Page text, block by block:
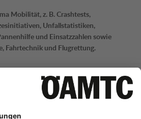
Mobilität, z. B. Crashtests,
Unfallstatistiken,
und Einsatzzahlen sowie
Fahrtechnik und Flugrettung.